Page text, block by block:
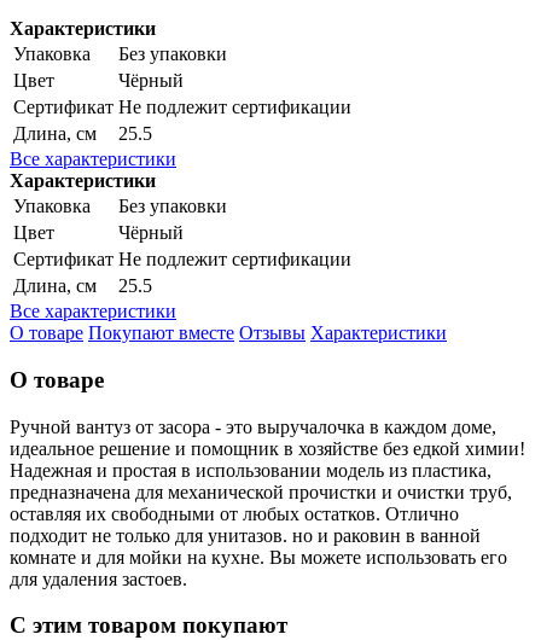
Характеристики
Упаковка
Без упаковки
Цвет
Чёрный
Сертификат Не подлежит сертификации
Длина, см
25.5
Все характеристики
Характеристики
Упаковка
Без упаковки
Цвет
Чёрный
Сертификат Не подлежит сертификации
Длина, см
25.5
Все характеристики
О товаре Покупают вместе Отзывы Характеристики
О товаре
Ручной вантуз от засора - это выручалочка в каждом доме,
идеальное решение и помощник в хозяйстве без едкой химии!
Надежная и простая в использовании модель из пластика,
предназначена для механической прочистки и очистки труб,
оставляя их свободными от любых остатков. Отлично
подходит не только для унитазов. но и раковин в ванной
комнате и для мойки на кухне. Вы можете использовать его
для удаления застоев.
С этим товаром покупают